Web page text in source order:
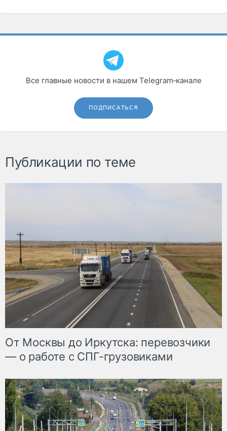
Все главные новости в нашем Telegram‑канале
ПОДПИСАТЬСЯ
Публикации по теме
От Москвы до Иркутска: перевозчики
— о работе с СПГ-грузовиками